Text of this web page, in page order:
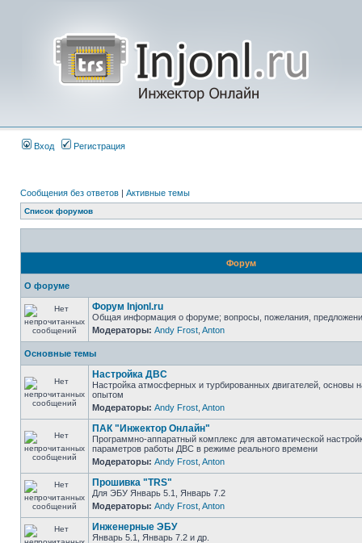
Вход Регистрация
Сообщения без ответов | Активные темы
Список форумов
Форум
О форуме
Форум Injonl.ru
Общая информация о форуме; вопросы, пожелания,
Модераторы: Andy Frost Anton
Основные темы
Настройка ДВС
Настройка атмосферных и турбированных двигателей, основы
опытом
Модераторы: Andy Frost Anton
ПАК "Инжектор Онлайн"
Программно-аппаратный комплекс для автоматической
параметров работы ДВС в режиме реального времени
Модераторы: Andy Frost Anton
Прошивка "TRS"
Для ЭБУ Январь 5.1, Январь 7.2
Модераторы: Andy Frost Anton
Инженерные ЭБУ
Январь 5.1, Январь 7.2 и др.